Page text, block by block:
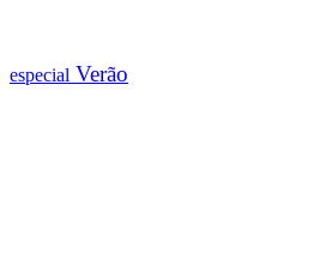
especial Verão